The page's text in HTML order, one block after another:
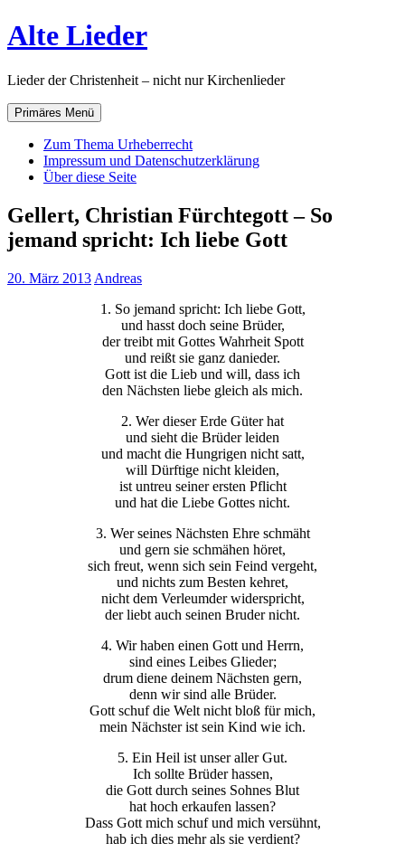
Zum
Inhalt
Alte Lieder
Lieder der Christenheit – nicht nur Kirchenlieder
Primäres Menü
Zum Thema Urheberrecht
Impressum und Datenschutzerklärung
Über diese Seite
Gellert, Christian Fürchtegott – So
jemand spricht: Ich liebe Gott
20. März 2013 Andreas
1. So jemand spricht: Ich liebe Gott,
und hasst doch seine Brüder,
der treibt mit Gottes Wahrheit Spott
und reißt sie ganz danieder.
Gott ist die Lieb und will, dass ich
den Nächsten liebe gleich als mich.
2. Wer dieser Erde Güter hat
und sieht die Brüder leiden
und macht die Hungrigen nicht satt,
will Dürftige nicht kleiden,
ist untreu seiner ersten Pflicht
und hat die Liebe Gottes nicht.
3. Wer seines Nächsten Ehre schmäht
und gern sie schmähen höret,
sich freut, wenn sich sein Feind vergeht,
und nichts zum Besten kehret,
nicht dem Verleumder widerspricht,
der liebt auch seinen Bruder nicht.
4. Wir haben einen Gott und Herrn,
sind eines Leibes Glieder;
drum diene deinem Nächsten gern,
denn wir sind alle Brüder.
Gott schuf die Welt nicht bloß für mich,
mein Nächster ist sein Kind wie ich.
5. Ein Heil ist unser aller Gut.
Ich sollte Brüder hassen,
die Gott durch seines Sohnes Blut
hat hoch erkaufen lassen?
Dass Gott mich schuf und mich versühnt,
hab ich dies mehr als sie verdient?